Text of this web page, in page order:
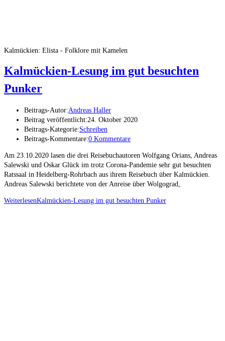
Kalmückien: Elista - Folklore mit Kamelen
Kalmückien-Lesung im gut besuchten
Punker
Beitrags-Autor:Andreas Haller
Beitrag veröffentlicht:24. Oktober 2020
Beitrags-Kategorie:Schreiben
Beitrags-Kommentare:0 Kommentare
Am 23.10.2020 lasen die drei Reisebuchautoren Wolfgang Orians, Andreas
Salewski und Oskar Glück im trotz Corona-Pandemie sehr gut besuchten
Ratssaal in Heidelberg-Rohrbach aus ihrem Reisebuch über Kalmückien.
Andreas Salewski berichtete von der Anreise über Wolgograd,
WeiterlesenKalmückien-Lesung im gut besuchten Punker